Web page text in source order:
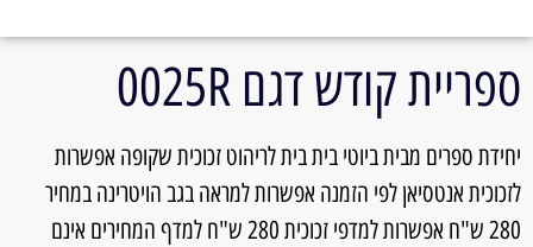
ספריית קודש דגם 0025R
יחידת ספרים מבית ביוטי בית בית לריהוט זכוכית שקופה אפשרות
לזכוכית אנטסיאן לפי הזמנה אפשרות למראה בגב הויטרינה במחיר
280 ש"ח אפשרות למדפי זכוכית 280 ש"ח למדף המחירים אינם